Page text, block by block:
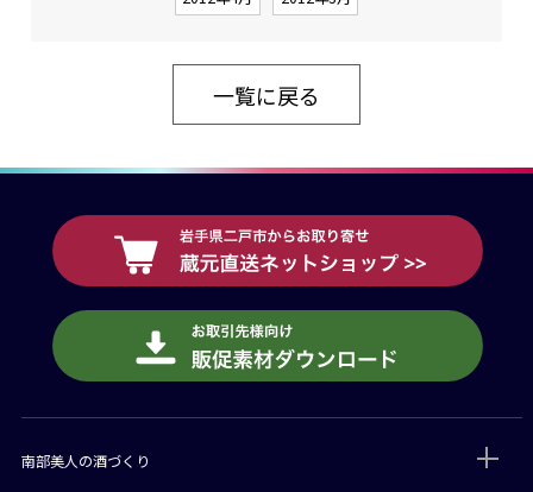
一覧に戻る
南部美人の酒づくり